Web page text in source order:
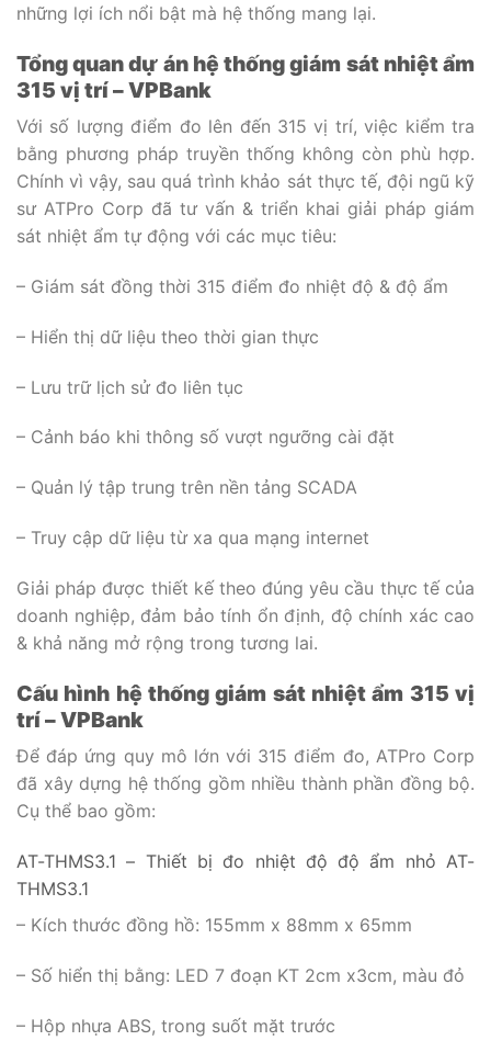
những lợi ích nổi bật mà hệ thống mang lại.
Tổng quan dự án hệ thống giám sát nhiệt ẩm
315 vị trí – VPBank
Với số lượng điểm đo lên đến 315 vị trí, việc kiểm tra
bằng phương pháp truyền thống không còn phù hợp.
Chính vì vậy, sau quá trình khảo sát thực tế, đội ngũ kỹ
sư ATPro Corp đã tư vấn & triển khai giải pháp giám
sát nhiệt ẩm tự động với các mục tiêu:
– Giám sát đồng thời 315 điểm đo nhiệt độ & độ ẩm
– Hiển thị dữ liệu theo thời gian thực
– Lưu trữ lịch sử đo liên tục
– Cảnh báo khi thông số vượt ngưỡng cài đặt
– Quản lý tập trung trên nền tảng SCADA
– Truy cập dữ liệu từ xa qua mạng internet
Giải pháp được thiết kế theo đúng yêu cầu thực tế của
doanh nghiệp, đảm bảo tính ổn định, độ chính xác cao
& khả năng mở rộng trong tương lai.
Cấu hình hệ thống giám sát nhiệt ẩm 315 vị
trí – VPBank
Để đáp ứng quy mô lớn với 315 điểm đo, ATPro Corp
đã xây dựng hệ thống gồm nhiều thành phần đồng bộ.
Cụ thể bao gồm:
AT-THMS3.1– Thiết bị đo nhiệt độ độ ẩm nhỏ AT-
THMS3.1
– Kích thước đồng hồ: 155mm x 88mm x 65mm
– Số hiển thị bằng: LED 7 đoạn KT 2cm x3cm, màu đỏ
– Hộp nhựa ABS, trong suốt mặt trước